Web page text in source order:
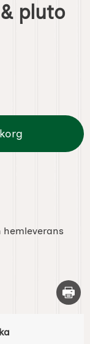
pluto
hemleverans
Skriv